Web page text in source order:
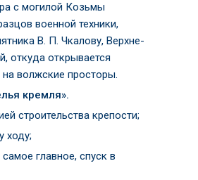
с могилой Козьмы
военной техники,
В. П. Чкалову, Верхне-
откуда открывается
волжские просторы.
кремля».
строительства крепости;
ходу;
главное, спуск в